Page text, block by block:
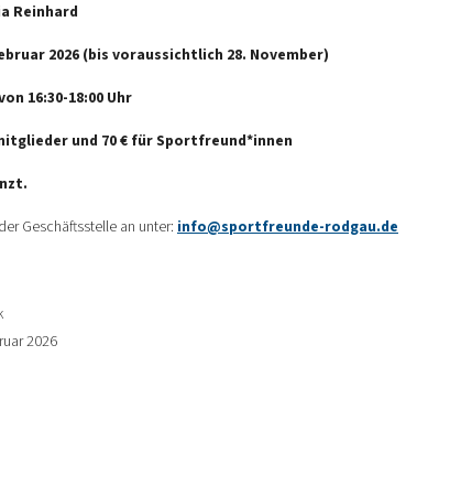
Reinhard
2026 (bis voraussichtlich 28. November)
18:00 Uhr
und 70 € für Sportfreund*innen
Geschäftsstelle an unter: info@sportfreunde-rodgau.de
2026